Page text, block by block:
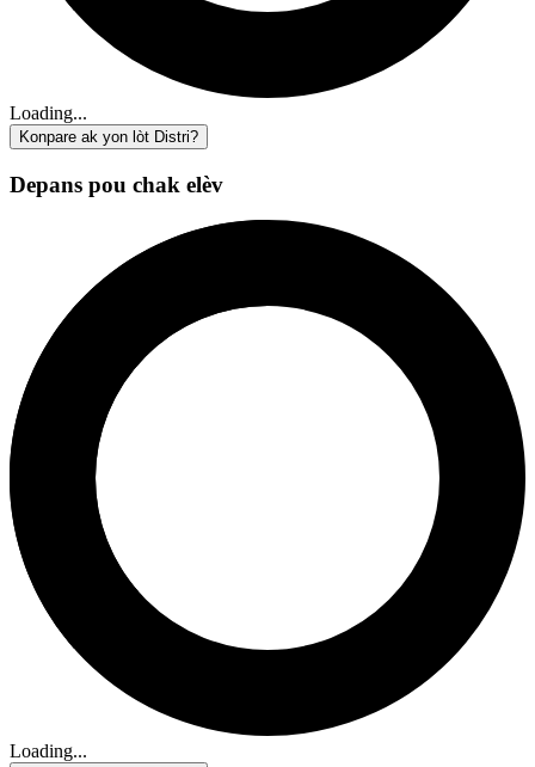
Loading...
Konpare ak yon lòt Distri?
Depans pou chak elèv
Loading...